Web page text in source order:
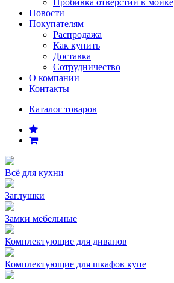
Пробивка отверстий в мойке
Новости
Покупателям
Распродажа
Как купить
Доставка
Сотрудничество
О компании
Контакты
Каталог товаров
Всё для кухни
Заглушки
Замки мебельные
Комплектующие для диванов
Комплектующие для шкафов купе